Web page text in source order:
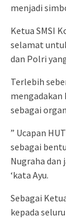
menjadi
Ketua SMSI
selamat
dan Polri
Terlebih
mengadakan
sebagai
” Ucapan
sebagai
Nugraha dan
‘kata Ayu.
Sebagai
kepada